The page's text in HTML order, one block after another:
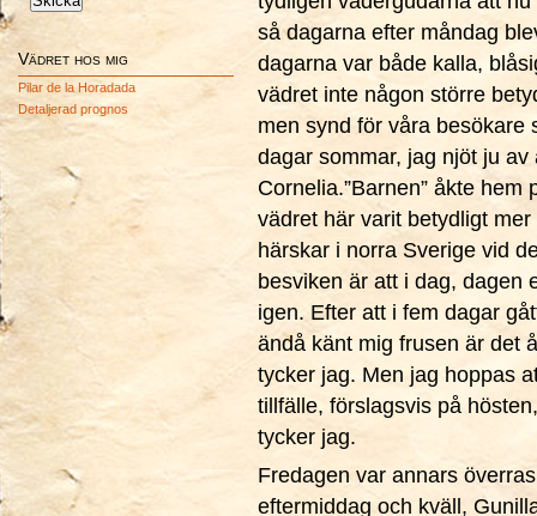
Vädret hos mig
Pilar de la Horadada
Detaljerad prognos
så dagarna efter måndag
dagarna var både kalla,
vädret inte någon större
men synd för våra besökare
dagar sommar, jag njöt ju
Cornelia.”Barnen” åkte
vädret här varit betydligt
härskar i norra Sverige vid
besviken är att i dag, dagen
igen. Efter att i fem dagar
ändå känt mig frusen är det
tycker jag. Men jag hoppas
tillfälle, förslagsvis på
tycker jag.
Fredagen var annars
eftermiddag och kväll,